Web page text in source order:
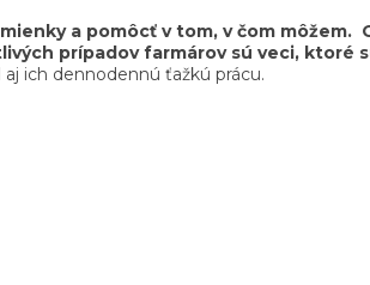
a pomôcť v tom, v čom
prípadov farmárov sú veci,
ich dennodennú ťažkú prácu.